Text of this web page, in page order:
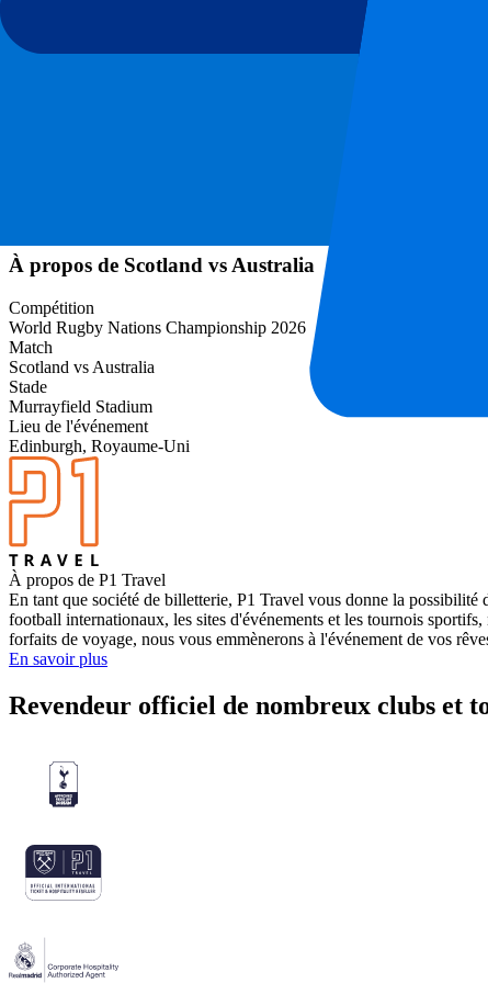
À propos de Scotland vs Australia
Compétition
World Rugby Nations Championship 2026
Match
Scotland vs Australia
Stade
Murrayfield Stadium
Lieu de l'événement
Edinburgh, Royaume-Uni
À propos de P1 Travel
En tant que société de billetterie, P1 Travel vous donne la
football internationaux, les sites d'événements et les tournois
forfaits de voyage, nous vous emmènerons à l'événement de vos
En savoir plus
Revendeur officiel de nombreux clubs et